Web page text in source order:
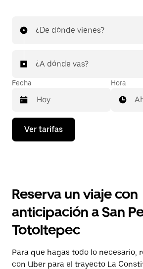
¿De dónde vienes?
¿A dónde vas?
Fecha
Presiona
flecha
el
y
selecciona
una
Presiona
la
tecla Esc
Hora
Ver tarifas
Reserva un viaje con
anticipación a San
Totoltepec
Para que hagas todo lo necesario,
con Uber para el trayecto La